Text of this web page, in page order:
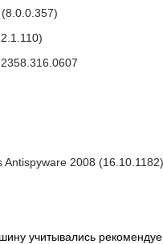
Antispyware 2008 (16.10.1182)
учитывались